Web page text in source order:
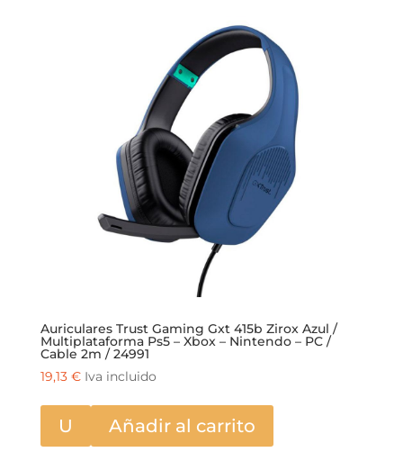
Auriculares Trust Gaming Gxt 415b Zirox Azul /
Multiplataforma Ps5 – Xbox – Nintendo – PC /
Cable 2m / 24991
19,13 € Iva incluido
U Añadir al carrito